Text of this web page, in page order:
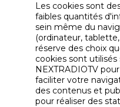
Les cookies sont
faibles quantités
sein même du
(ordinateur,
réserve des choix
cookies sont
NEXTRADIOTV
faciliter votre
des contenus et
pour réaliser des